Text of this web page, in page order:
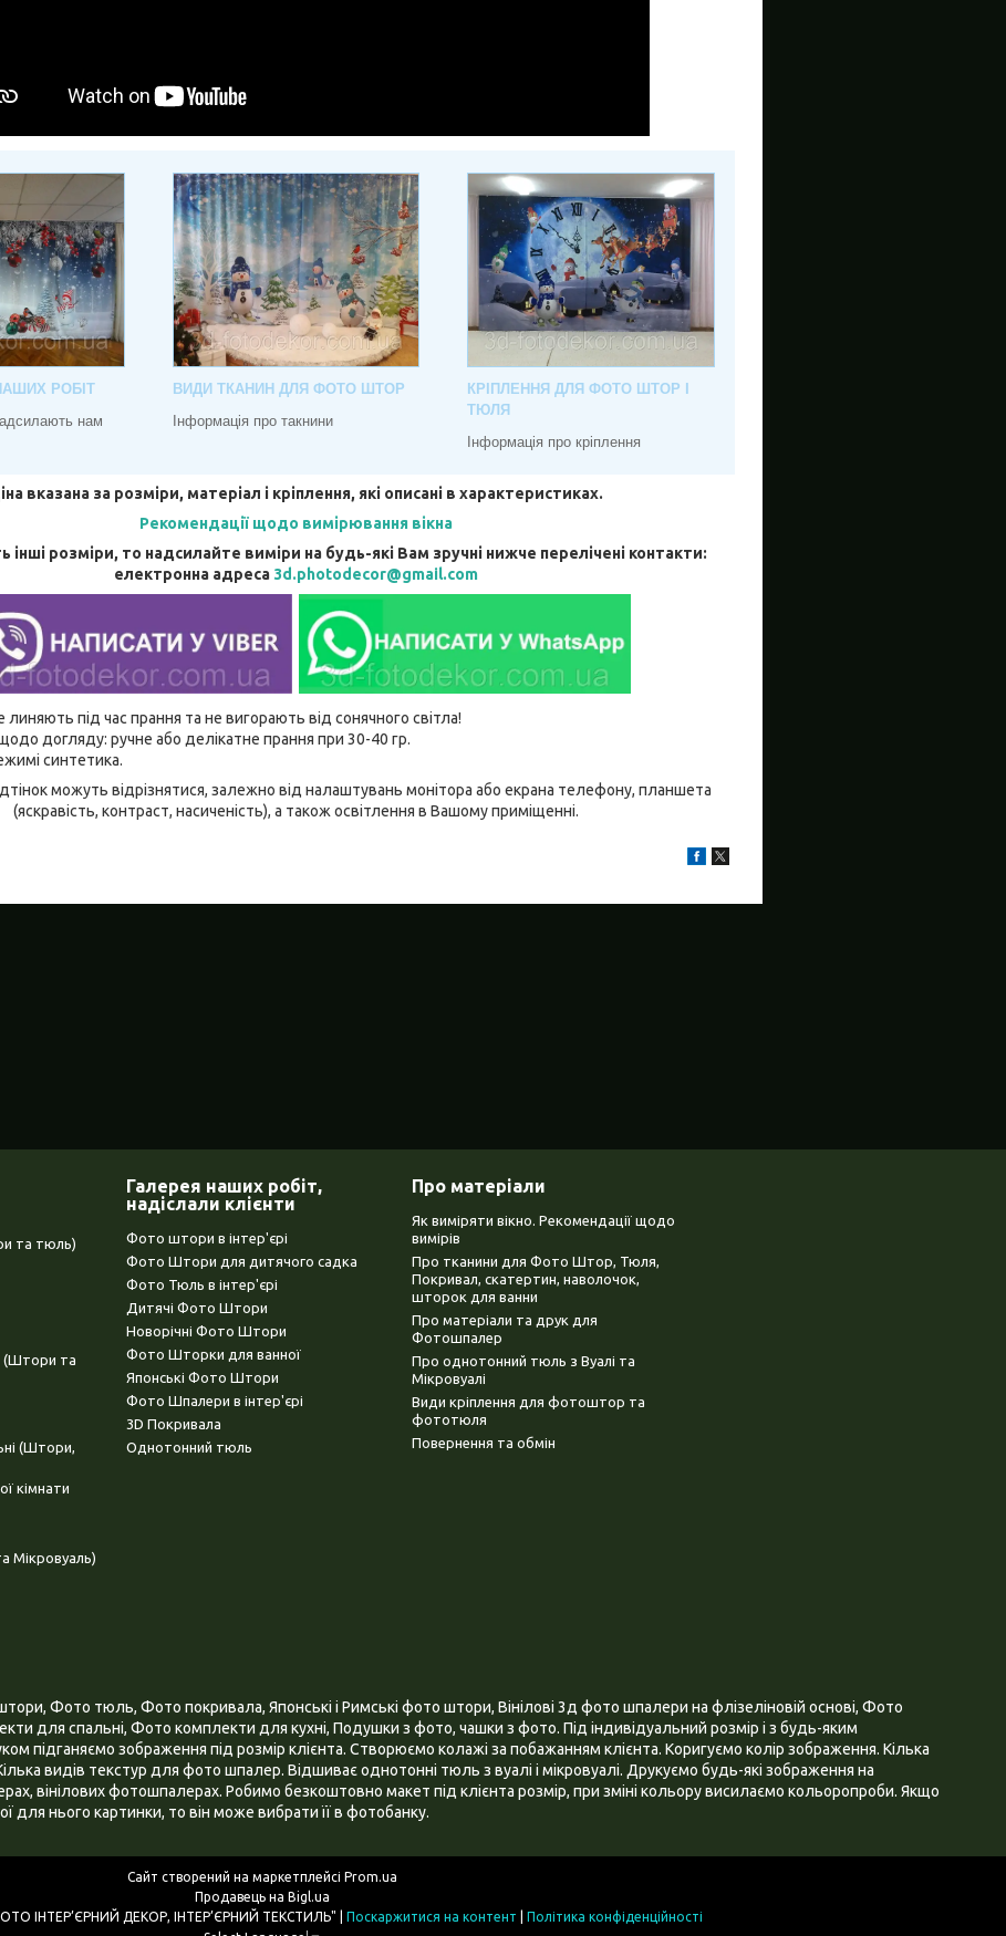
РОБІТ
нам
ВИДИ ТКАНИН ДЛЯ ФОТО ШТОР
Інформація про такнини
КРІПЛЕННЯ ДЛЯ ФОТО ШТОР І
ТЮЛЯ
Інформація про кріплення
вказана за розміри, матеріал і кріплення, які описані в характеристиках.
Рекомендації щодо вимірювання вікна
інші розміри, то надсилайте виміри на будь-які Вам зручні нижче перелічені контакти:
електронна адреса 3d.photodecor@gmail.com
линяють під час прання та не вигорають від сонячного світла!
догляду: ручне або делікатне прання при 30-40 гр.
синтетика.
можуть відрізнятися, залежно від налаштувань монітора або екрана телефону, планшета
(яскравість, контраст, насиченість), а також освітлення в Вашому приміщенні.
та тюль)
(Штори та
(Штори,
кімнати
Мікровуаль)
Галерея наших робіт,
надіслали клієнти
Фото штори в інтер'єрі
Фото Штори для дитячого садка
Фото Тюль в інтер'єрі
Дитячі Фото Штори
Новорічні Фото Штори
Фото Шторки для ванної
Японські Фото Штори
Фото Шпалери в інтер'єрі
3D Покривала
Однотонний тюль
Про матеріали
Як виміряти вікно. Рекомендації щодо
вимірів
Про тканини для Фото Штор, Тюля,
Покривал, скатертин, наволочок,
шторок для ванни
Про матеріали та друк для
Фотошпалер
Про однотонний тюль з Вуалі та
Мікровуалі
Види кріплення для фотоштор та
фототюля
Повернення та обмін
Фото тюль, Фото покривала, Японські і Римські фото штори, Вінілові 3д фото шпалери на флізеліновій основі, Фото
для спальні, Фото комплекти для кухні, Подушки з фото, чашки з фото. Під індивідуальний розмір і з будь-яким
підганяємо зображення під розмір клієнта. Створюємо колажі за побажанням клієнта. Коригуємо колір зображення. Кілька
видів текстур для фото шпалер. Відшиває однотонні тюль з вуалі і мікровуалі. Друкуємо будь-які зображення на
вінілових фотошпалерах. Робимо безкоштовно макет під клієнта розмір, при зміні кольору висилаємо кольоропроби. Якщо
для нього картинки, то він може вибрати її в фотобанку.
Сайт створений на маркетплейсі Prom.ua
Продавець на Bigl.ua
Поскаржитися на контент
Політика конфіденційності